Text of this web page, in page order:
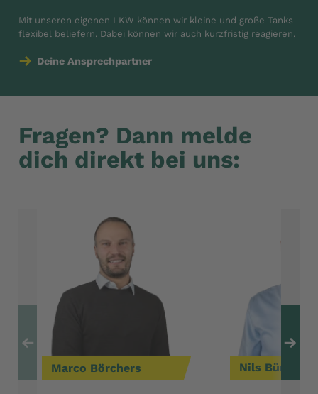
Mit unseren eigenen LKW können wir kleine und große Tanks
flexibel beliefern. Dabei können wir auch kurzfristig reagieren.
Deine Ansprechpartner
Fragen? Dann melde
dich direkt bei uns:
Marco Börchers Nils
Zum vorherigen